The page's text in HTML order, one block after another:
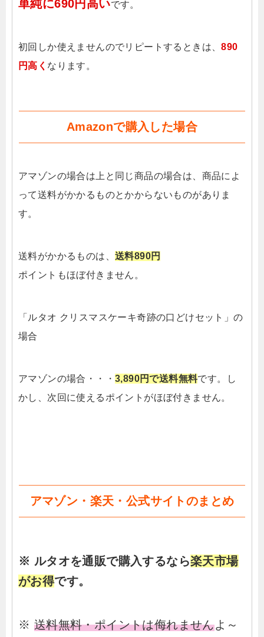
単純に690円高いです。
初回しか使えませんのでリピートするときは、890
円高く なります。
Amazonで購入した場合
アマゾンの場合は上と同じ商品の場合は、商品によ
って送料がかかるものとかからないものがありま
す。
送料がかかるものは、 送料890円
ポイントもほぼ付きません。
「ルタオ クリスマスケーキ奇跡の口どけセット」の
場合
アマゾンの場合・・・ 3,890円で送料無料です。し
かし、次回に使えるポイントがほぼ付きません。
アマゾン・楽天・公式サイトのまとめ
※ ルタオを通販で購入するなら楽天市場
がお得です。
※ 送料無料・ポイントは侮れませんよ～